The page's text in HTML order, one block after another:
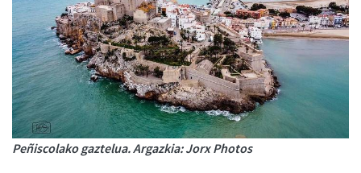
Peñiscolako gaztelua. Argazkia: Jorx Photos